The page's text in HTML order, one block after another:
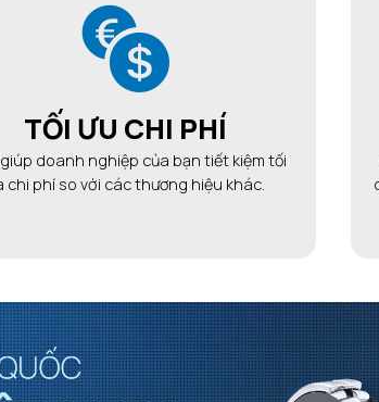
TỐI ƯU CHI PHÍ
giúp doanh nghiệp của bạn tiết kiệm tối
chi phí so với các thương hiệu khác.